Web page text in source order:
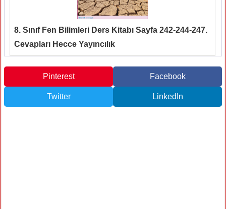
8. Sınıf Fen Bilimleri Ders Kitabı Sayfa 242-244-247.
Cevapları Hecce Yayıncılık
Pinterest Facebook
Twitter LinkedIn